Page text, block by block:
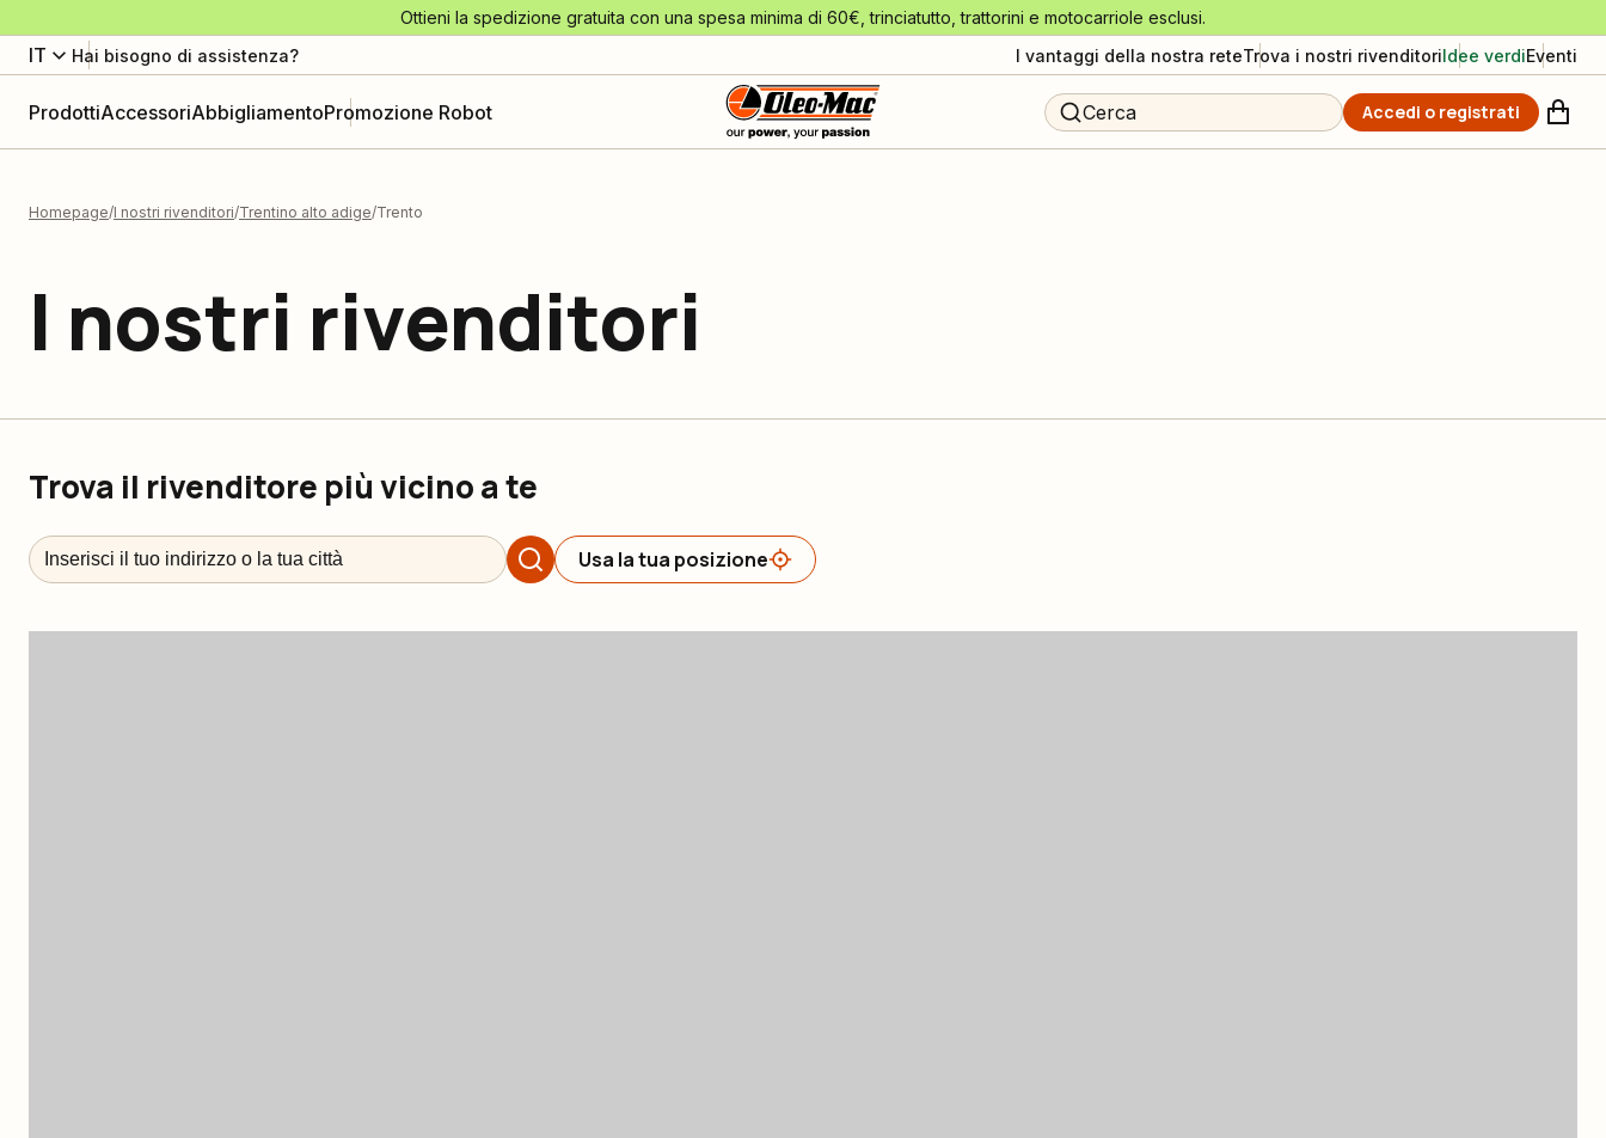
Ottieni la spedizione gratuita con una spesa minima di 60€, trinciatutto, trattorini e motocarriole esclusi.
IT Hai bisogno di assistenza? I vantaggi della nostra reteTrova i nostri rivenditoriIdee verdiEventi
ProdottiAccessoriAbbigliamentoPromozione Robot Cerca Accedi o registrati
Homepage I nostri rivenditori Trentino alto adige Trento
I nostri rivenditori
Trova il rivenditore più vicino a te
Usa la tua posizione